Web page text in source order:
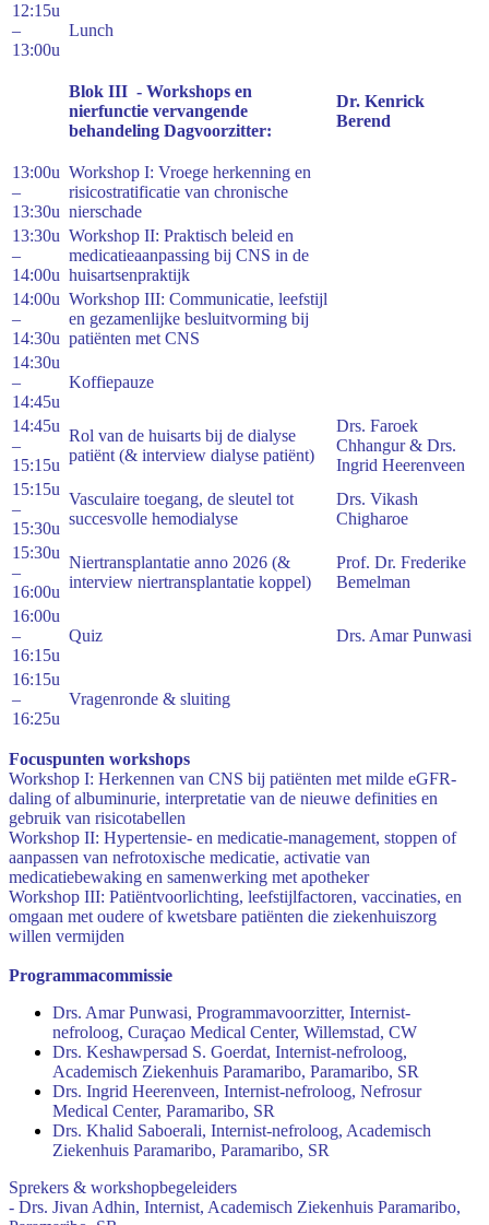
12:15u
–
13:00u
Lunch
Blok III - Workshops en
nierfunctie vervangende
behandeling Dagvoorzitter:
Dr. Kenrick
Berend
13:00u
–
13:30u
Workshop I: Vroege herkenning en
risicostratificatie van chronische
nierschade
13:30u
–
14:00u
Workshop II: Praktisch beleid en
medicatieaanpassing bij CNS in de
huisartsenpraktijk
14:00u
–
14:30u
Workshop III: Communicatie, leefstijl
en gezamenlijke besluitvorming bij
patiënten met CNS
14:30u
–
14:45u
Koffiepauze
14:45u
–
15:15u
Rol van de huisarts bij de dialyse
patiënt (& interview dialyse patiënt)
Drs. Faroek
Chhangur & Drs.
Ingrid Heerenveen
15:15u
–
15:30u
Vasculaire toegang, de sleutel tot
succesvolle hemodialyse
Drs. Vikash
Chigharoe
15:30u
–
16:00u
Niertransplantatie anno 2026 (&
interview niertransplantatie koppel)
Prof. Dr. Frederike
Bemelman
16:00u
–
16:15u
Quiz Drs. Amar Punwasi
16:15u
–
16:25u
Vragenronde & sluiting
Focuspunten workshops
Workshop I: Herkennen van CNS bij patiënten met milde eGFR-
daling of albuminurie, interpretatie van de nieuwe definities en
gebruik van risicotabellen
Workshop II: Hypertensie- en medicatie-management, stoppen of
aanpassen van nefrotoxische medicatie, activatie van
medicatiebewaking en samenwerking met apotheker
Workshop III: Patiëntvoorlichting, leefstijlfactoren, vaccinaties, en
omgaan met oudere of kwetsbare patiënten die ziekenhuiszorg
willen vermijden
Programmacommissie
Drs. Amar Punwasi, Programmavoorzitter, Internist-
nefroloog, Curaçao Medical Center, Willemstad, CW
Drs. Keshawpersad S. Goerdat, Internist-nefroloog,
Academisch Ziekenhuis Paramaribo, Paramaribo, SR
Drs. Ingrid Heerenveen, Internist-nefroloog, Nefrosur
Medical Center, Paramaribo, SR
Drs. Khalid Saboerali, Internist-nefroloog, Academisch
Ziekenhuis Paramaribo, Paramaribo, SR
Sprekers & workshopbegeleiders
- Drs. Jivan Adhin, Internist, Academisch Ziekenhuis Paramaribo,